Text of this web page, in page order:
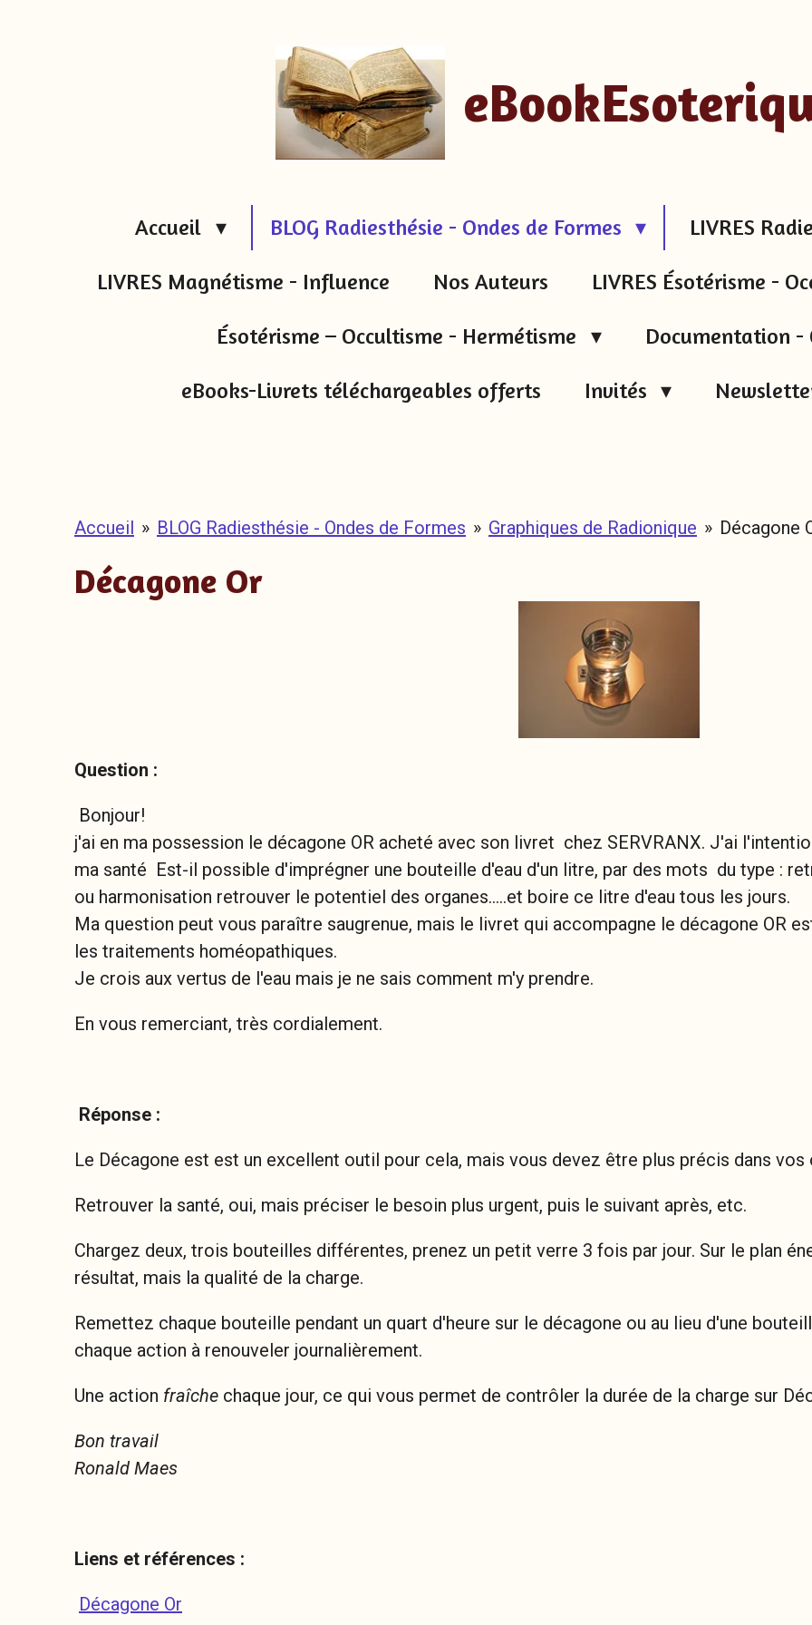
Accueil BLOG Radiesthésie - Ondes de Formes LIVRES
LIVRES Magnétisme - Influence Nos Auteurs LIVRES Ésotérisme -
Ésotérisme – Occultisme - Hermétisme Documentation -
eBooks-Livrets téléchargeables offerts Invités
Accueil » BLOG Radiesthésie - Ondes de Formes » Graphiques de Radionique » Décagone
Décagone Or
Question :
Bonjour!
j'ai en ma possession le décagone OR acheté avec son livret chez SERVRANX. J'ai
ma santé Est-il possible d'imprégner une bouteille d'eau d'un litre, par des mots du type :
ou harmonisation retrouver le potentiel des organes.....et boire ce litre d'eau tous les jours.
Ma question peut vous paraître saugrenue, mais le livret qui accompagne le décagone OR
les traitements homéopathiques.
Je crois aux vertus de l'eau mais je ne sais comment m'y prendre.
En vous remerciant, très cordialement.
Réponse :
Le Décagone est est un excellent outil pour cela, mais vous devez être plus précis dans
Retrouver la santé, oui, mais préciser le besoin plus urgent, puis le suivant après, etc.
Chargez deux, trois bouteilles différentes, prenez un petit verre 3 fois par jour. Sur le plan
résultat, mais la qualité de la charge.
Remettez chaque bouteille pendant un quart d'heure sur le décagone ou au lieu d'une
chaque action à renouveler journalièrement.
Une action fraîche chaque jour, ce qui vous permet de contrôler la durée de la charge sur
Bon travail
Ronald Maes
Liens et références :
Décagone Or